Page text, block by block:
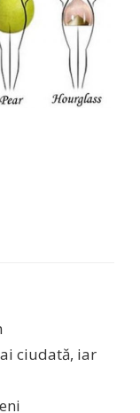
LA
FUNCTIE
DE
FORMAciudată, iar